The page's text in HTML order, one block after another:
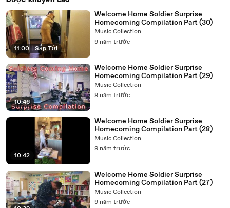
11:00 | Sắp Tới
Welcome Home Soldier Surprise
Homecoming Compilation Part (30)
Music Collection
9 năm trước
10:46
Welcome Home Soldier Surprise
Homecoming Compilation Part (29)
Music Collection
9 năm trước
10:42
Welcome Home Soldier Surprise
Homecoming Compilation Part (28)
Music Collection
9 năm trước
Welcome Home Soldier Surprise
Homecoming Compilation Part (27)
Music Collection
9 năm trước